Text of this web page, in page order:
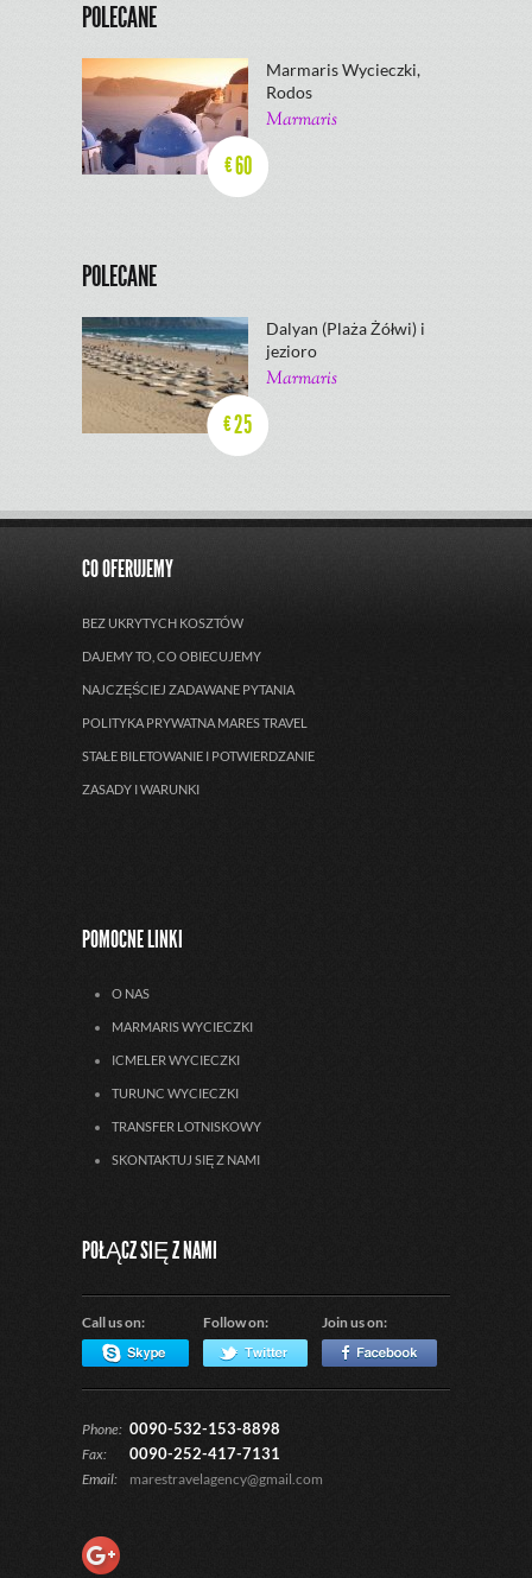
POLECANE
€60
Marmaris Wycieczki,
Rodos
Marmaris
POLECANE
€25
Dalyan (Plaża Żółwi) i
jezioro
Marmaris
CO OFERUJEMY
BEZ UKRYTYCH KOSZTÓW
DAJEMY TO, CO OBIECUJEMY
NAJCZĘŚCIEJ ZADAWANE PYTANIA
POLITYKA PRYWATNA MARES TRAVEL
STAŁE BILETOWANIE I POTWIERDZANIE
ZASADY I WARUNKI
POMOCNE LINKI
O NAS
MARMARIS WYCIECZKI
ICMELER WYCIECZKI
TURUNC WYCIECZKI
TRANSFER LOTNISKOWY
SKONTAKTUJ SIĘ Z NAMI
POŁĄCZ SIĘ Z NAMI
Call us on: Follow on: Join us on:
Phone: 0090-532-153-8898
Fax: 0090-252-417-7131
Email: marestravelagency@gmail.com